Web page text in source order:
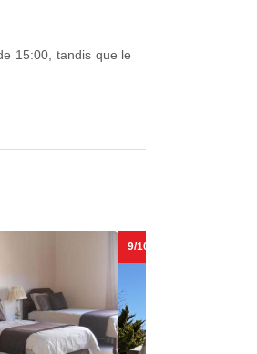
15:00, tandis que le
9/10